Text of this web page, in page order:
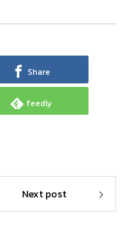
Share
feedly
Next post